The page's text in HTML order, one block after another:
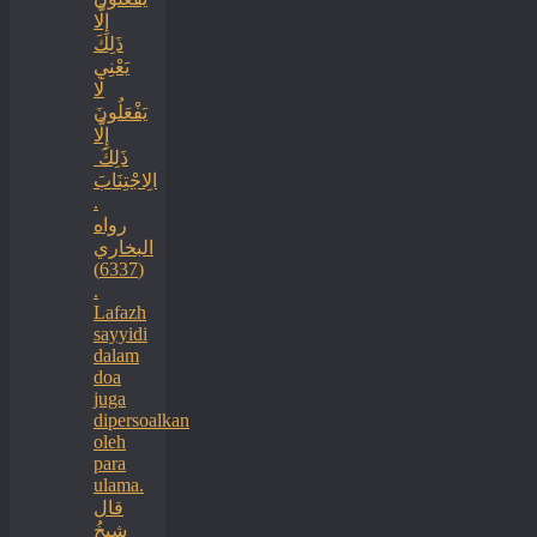
إِلَّا
ذَلِكَ
‏‏يَعْنِي
لَا
يَفْعَلُونَ
إِلَّا
ذَلِكَ ‏
‏الِاجْتِنَابَ
.
رواه
البخاري
(6337)
.
Lafazh
sayyidi
dalam
doa
juga
dipersoalkan
oleh
para
ulama.
قال
شيخُ